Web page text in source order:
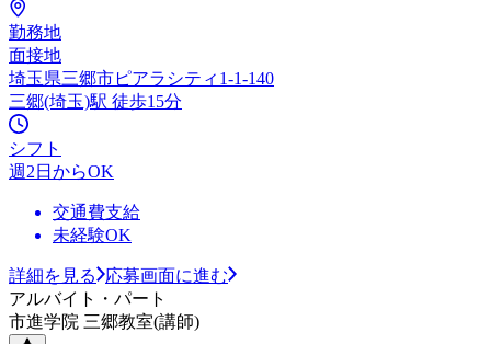
勤務地
面接地
埼玉県三郷市ピアラシティ1-1-140
三郷(埼玉)駅 徒歩15分
シフト
週2日からOK
交通費支給
未経験OK
詳細を見る
応募画面に進む
アルバイト・パート
市進学院 三郷教室(講師)